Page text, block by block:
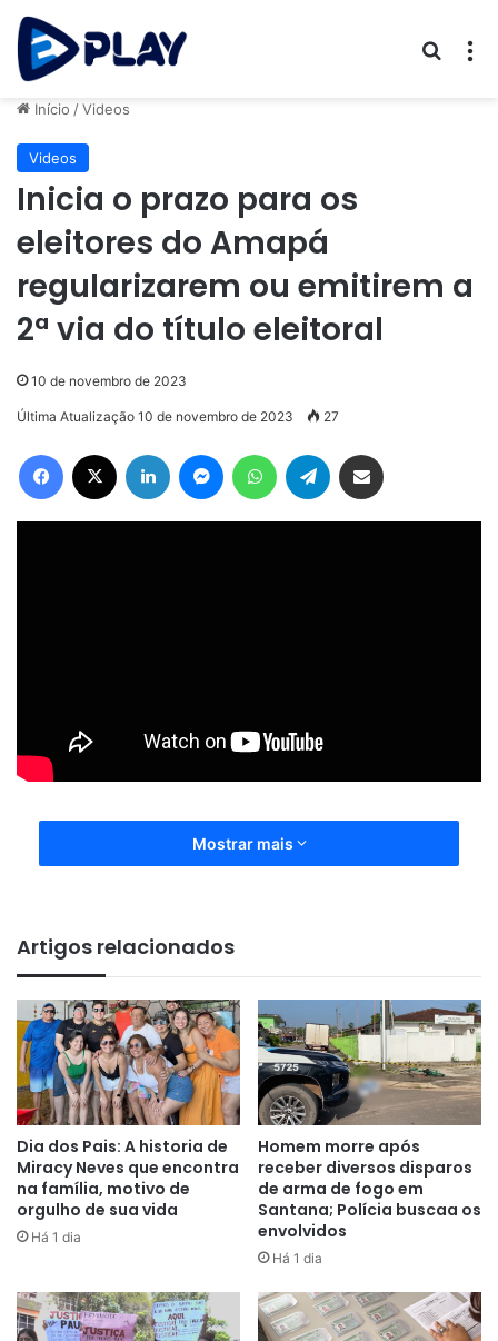
Início /Videos
Videos
Inicia o prazo para os
eleitores do Amapá
regularizarem ou emitirem a
2ª via do título eleitoral
10 de novembro de 2023
Última Atualização 10 de novembro de 2023 27
Mostrar mais
Artigos relacionados
Dia dos Pais: A historia de
Miracy Neves que encontra
na família, motivo de
orgulho de sua vida
Há 1 dia
Homem morre após
receber diversos disparos
de arma de fogo em
Santana; Polícia buscaa os
envolvidos
Há 1 dia